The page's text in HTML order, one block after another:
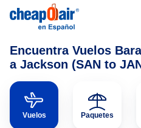
Encuentra Vuelos
a Jackson (SAN to
Vuelos Paquetes